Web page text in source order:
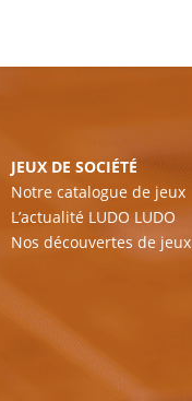
JEUX DE SOCIÉTÉ
Notre catalogue de jeux
L’actualité LUDO LUDO
Nos découvertes de jeux